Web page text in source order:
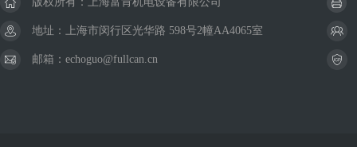
地址：上海市闵行区光华路 598号2幢AA4065室
邮箱：echoguo@fullcan.cn